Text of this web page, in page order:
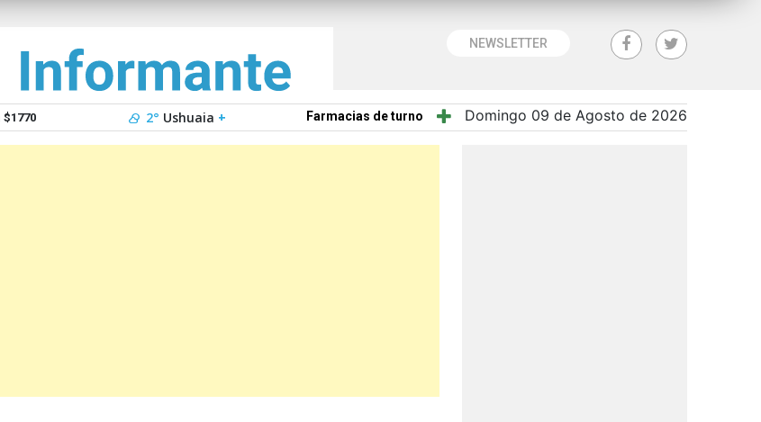
NEWSLETTER
2° Ushuaia + Farmacias de turno Domingo 09 de Agosto de 2026